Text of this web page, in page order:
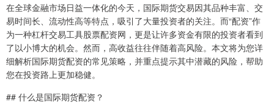
在全球金融市场日益一体化的今天，国际期货交易因其品种丰富、交
易时间长、流动性高等特点，吸引了大量投资者的关注。而“配资”作
为一种杠杆交易工具股票配资网，更是让许多资金有限的投资者看到
了以小博大的机会。然而，高收益往往伴随着高风险。本文将为您详
细解析国际期货配资的常见策略，并重点提示其中潜藏的风险，帮助
您在投资路上更加稳健。
## 什么是国际期货配资？